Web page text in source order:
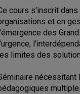
cours s'inscrit
et en
des
limites des